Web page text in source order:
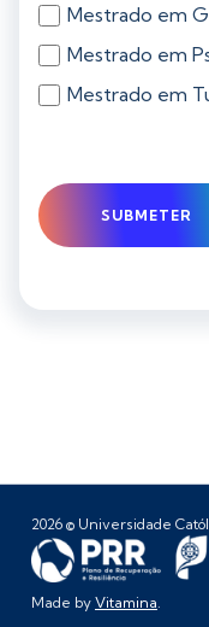
Mestrado em
Mestrado em
Mestrado em
2026 © Universidade
Made by Vitamina